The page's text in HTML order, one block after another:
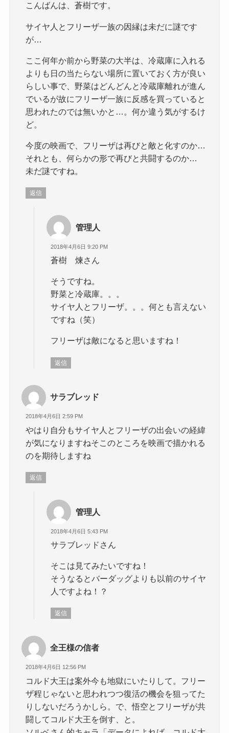
こんばんは、蒼樹です。
サイヤ人とフリーザ一族の因縁は未だに謎です
が…
ここ何年か前から野菜の大半は、冷蔵庫に入れる
よりも日の当たらない場所に置いておく方が良い
らしい事で、野菜はどんどんと冷蔵庫離れが進ん
でいるが故にフリーザ一族に反感を買っていると
思われたのでは無いかと…。何か違う気がするけ
ど。
今度の映画で、フリーザは再びと敵と化すのか…
それとも、何らかの形で再びと共闘するのか…
未だ謎ですね。
返信
管理人
2018年4月6日 9:20 PM
蒼樹 煉さん
そうですね。
野菜と冷蔵庫。。。
サイヤ人とフリーザ。。。何とも言えない
ですね（笑）
フリーザは敵になると思いますね！
返信
サラブレッド
2018年4月6日 2:59 PM
やはり自分もサイヤ人とフリーザの出会いの経緯
が気になりますねそこのところを映画で描かれる
のを期待しますね
返信
管理人
2018年4月6日 5:43 PM
サラブレッドさん
そこは見てみたいですね！
そうなるとバーダッグよりも以前のサイヤ
人ですよね！？
返信
全王様の信者
2018年4月6日 12:56 PM
コルド大王は案外今も地獄にいたりして。フリー
ザ程じゃないと思われつつ復活の機会を狙ってた
りしないだろうかしら。で、悟空とフリーザが共
闘してコルド大王を倒す、と。